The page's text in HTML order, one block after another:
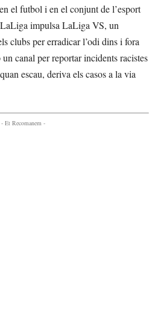
el futbol i en el conjunt de l’esport
impulsa LaLiga VS, un
clubs per erradicar l’odi dins i fora
canal per reportar incidents racistes
escau, deriva els casos a la via
- Et Recomanem -